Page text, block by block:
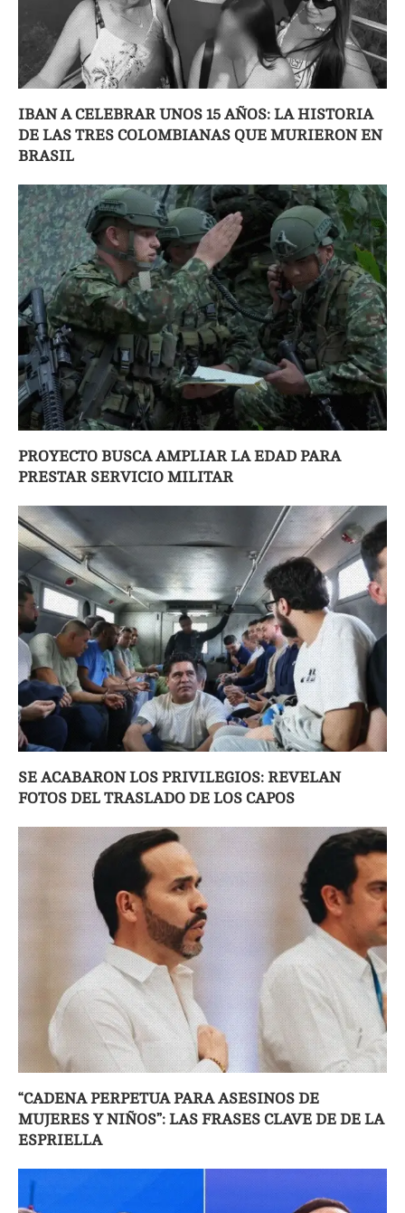
IBAN A CELEBRAR UNOS 15 AÑOS: LA HISTORIA
DE LAS TRES COLOMBIANAS QUE MURIERON EN
BRASIL
PROYECTO BUSCA AMPLIAR LA EDAD PARA
PRESTAR SERVICIO MILITAR
SE ACABARON LOS PRIVILEGIOS: REVELAN
FOTOS DEL TRASLADO DE LOS CAPOS
“CADENA PERPETUA PARA ASESINOS DE
MUJERES Y NIÑOS”: LAS FRASES CLAVE DE DE LA
ESPRIELLA